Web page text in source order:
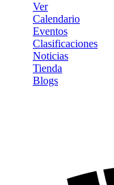
Ver
Calendario
Eventos
Clasificaciones
Noticias
Tienda
Blogs